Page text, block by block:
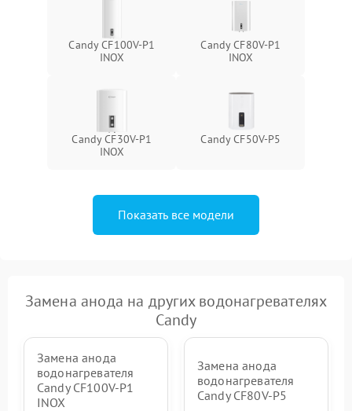
Candy CF100V-P1
INOX
Candy CF80V-P1
INOX
Candy CF30V-P1
INOX
Candy CF50V-P5
Показать все модели
Замена анода на других водонагревателях
Candy
Замена анода
водонагревателя
Candy CF100V-P1
INOX
Замена анода
водонагревателя
Candy CF80V-P5